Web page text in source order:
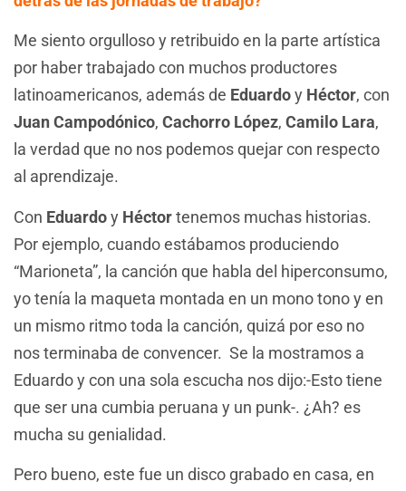
Me siento orgulloso y retribuido en la parte artística
por haber trabajado con muchos productores
latinoamericanos, además de Eduardoy Héctor, con
Juan Campodónico, Cachorro López, Camilo Lara,
la verdad que no nos podemos quejar con respecto
al aprendizaje.
Con Eduardoy Héctortenemos muchas historias.
Por ejemplo, cuando estábamos produciendo
“Marioneta”, la canción que habla del hiperconsumo,
yo tenía la maqueta montada en un mono tono y en
un mismo ritmo toda la canción, quizá por eso no
nos terminaba de convencer. Se la mostramos a
Eduardo y con una sola escucha nos dijo:-Esto tiene
que ser una cumbia peruana y un punk-. ¿Ah? es
mucha su genialidad.
Pero bueno, este fue un disco grabado en casa, en